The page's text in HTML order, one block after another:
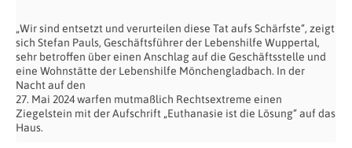
„Wir sind entsetzt und verurteilen diese Tat aufs Schärfste“, zeigt
sich Stefan Pauls, Geschäftsführer der Lebenshilfe Wuppertal,
sehr betroffen über einen Anschlag auf die Geschäftsstelle und
eine Wohnstätte der Lebenshilfe Mönchengladbach. In der
Nacht auf den
27. Mai 2024 warfen mutmaßlich Rechtsextreme einen
Ziegelstein mit der Aufschrift „Euthanasie ist die Lösung“ auf das
Haus.